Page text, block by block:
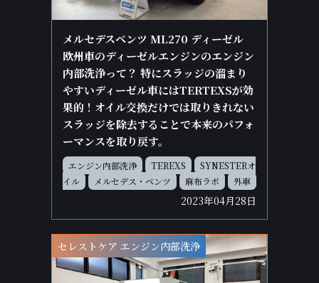
メルセデスベンツ ML270 ディーゼル
欧州車のディーゼルエンジンのエンジン
内部洗浄って？ 特にスラッジの溜まり
やすいディーゼル車にはTERTEXSが効
果的！オイル交換だけでは取りきれない
スラッジを除去することで本来のパフォ
ーマンスを取り戻す。
エンジン内部洗浄 TEREXS
SYNESTERオ
イル
メルセデス・ベンツ 麻布ラボ 外車
2023年04月28日
セレストケア エンジン内部洗浄